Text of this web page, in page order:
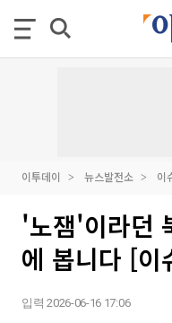
이투데이 뉴스발전소 이
'노잼'이라던
에 봅니다 [이
입력 2026-06-16 17:06